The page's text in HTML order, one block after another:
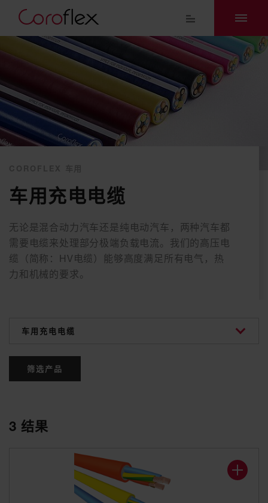
车用充电电缆
无论是混合动力汽车还是纯电动汽车，两种汽车都
需要电缆来处理部分极端负载电流。我们的高压电
缆（简称：HV电缆）能够高度满足所有电气，热
力和机械的要求。
categories
筛选产品
3 结果